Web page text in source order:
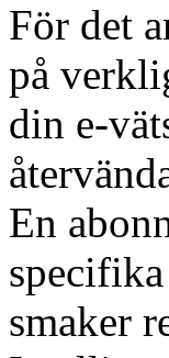
För det
på
din e-
En
smaker